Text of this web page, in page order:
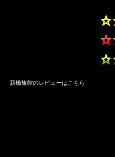
新橋旅館のレビューはこちら